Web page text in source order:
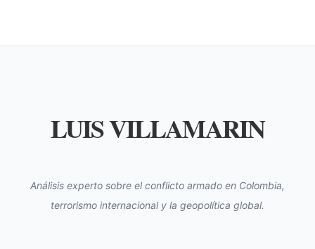
LUIS VILLAMARIN
Análisis experto sobre el conflicto armado en Colombia,
terrorismo internacional y la geopolítica global.